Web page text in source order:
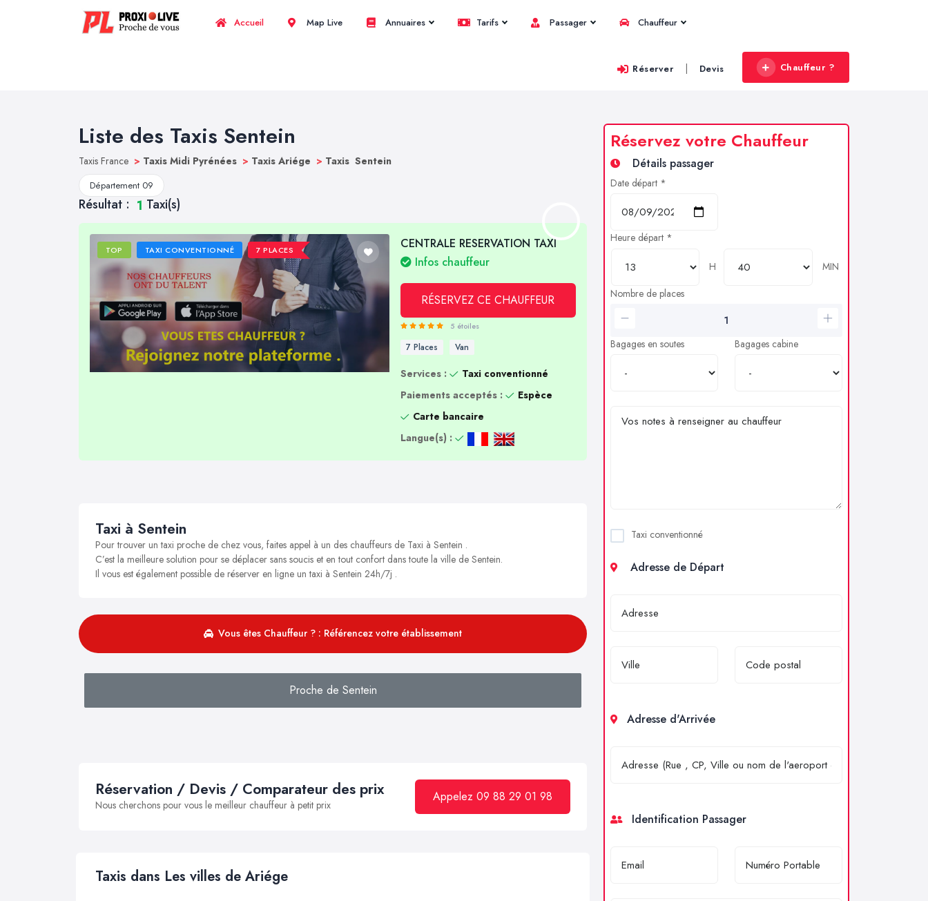
Accueil Map Live Annuaires Tarifs Passager Chauffeur
Réserver | Devis Chauffeur ?
Liste des Taxis Sentein
Taxis France > Taxis Midi Pyrénées > Taxis Ariége > Taxis Sentein
Département 09
Résultat : 1 Taxi(s)
TOP TAXI CONVENTIONNÉ 7 PLACES
CENTRALE RESERVATION TAXI
Infos chauffeur
RÉSERVEZ CE CHAUFFEUR
5 étoiles
7 Places Van
Services :
Taxi conventionné
Paiements acceptés :
Espèce
Carte bancaire
Langue(s) :
Taxi à Sentein
Pour trouver un taxi proche de chez vous, faites appel à un des chauffeurs de Taxi à Sentein .
C’est la meilleure solution pour se déplacer sans soucis et en tout confort dans toute la ville de Sentein.
Il vous est également possible de réserver en ligne un taxi à Sentein 24h/7j .
Vous êtes Chauffeur ? : Référencez votre établissement
Proche de Sentein
Réservation / Devis / Comparateur des prix
Nous cherchons pour vous le meilleur chauffeur à petit prix
Appelez 09 88 29 01 98
Taxis dans Les villes de Ariége
Réservez votre Chauffeur
Détails passager
Date départ *
Heure départ *
H
MIN
Nombre de places
Bagages en soutes Bagages cabine
Taxi conventionné
Adresse de Départ
Adresse d'Arrivée
Identification Passager